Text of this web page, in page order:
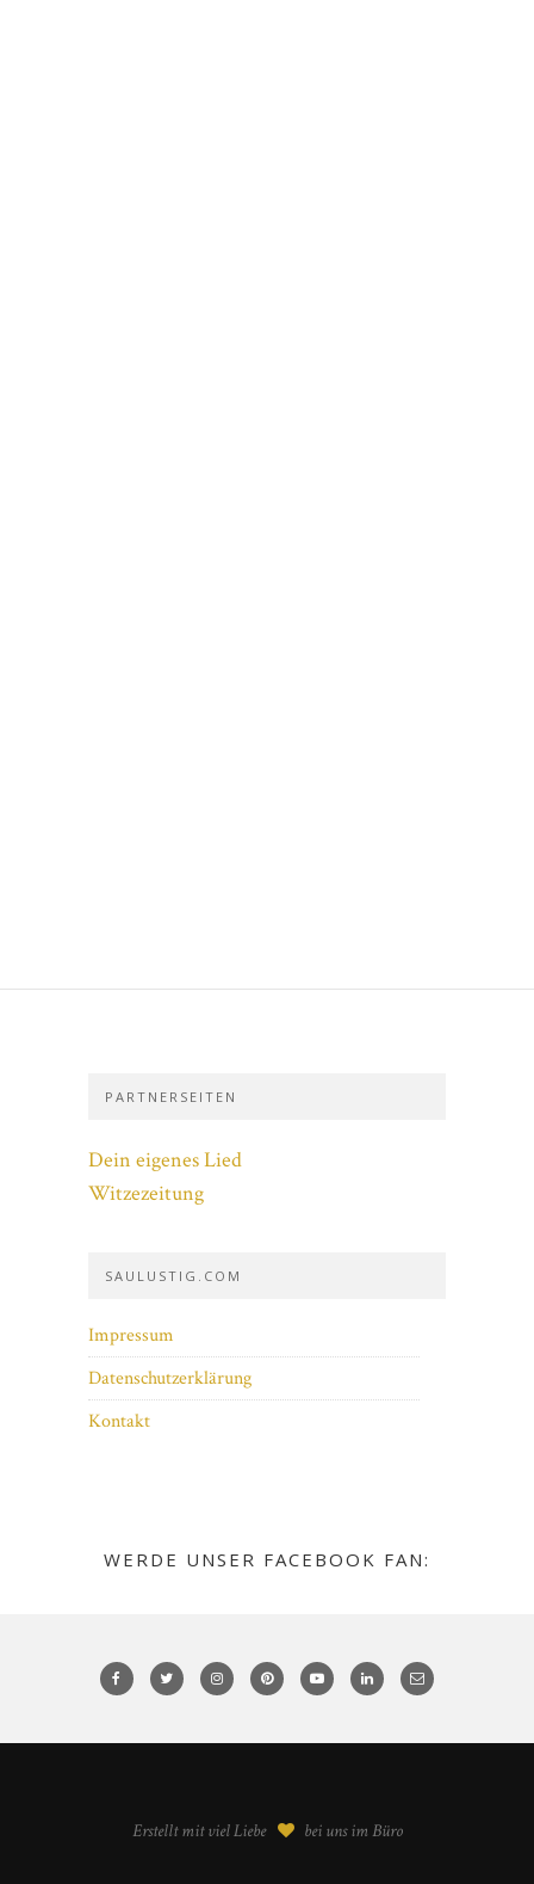
PARTNERSEITEN
Dein eigenes Lied
Witzezeitung
SAULUSTIG.COM
Impressum
Datenschutzerklärung
Kontakt
WERDE UNSER FACEBOOK FAN:
Erstellt mit viel Liebe bei uns im Büro